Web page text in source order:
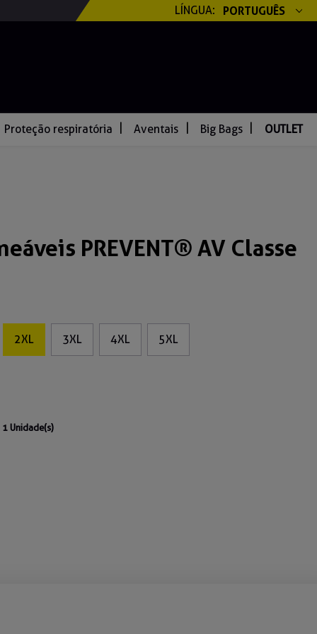
LÍNGUA: PORTUGUÊS
Proteção respiratória Aventais Big Bags OUTLET
PREVENT® AV Classe
2XL 3XL 4XL 5XL
Unidade(s)